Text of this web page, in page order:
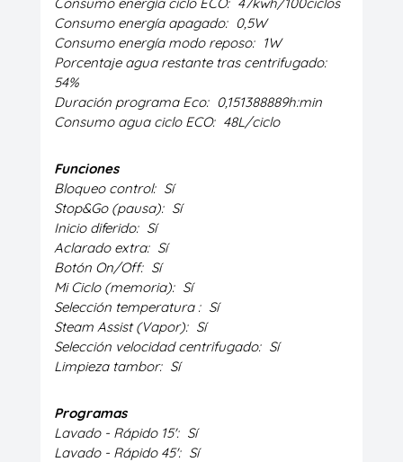
Consumo energía apagado: 0,5W
Consumo energía modo reposo: 1W
Porcentaje agua restante tras centrifugado:
54%
Duración programa Eco: 0,151388889h:min
Consumo agua ciclo ECO: 48L/ciclo
Funciones
Bloqueo control: Sí
Stop&Go (pausa): Sí
Inicio diferido: Sí
Aclarado extra: Sí
Botón On/Off: Sí
Mi Ciclo (memoria): Sí
Selección temperatura : Sí
Steam Assist (Vapor): Sí
Selección velocidad centrifugado: Sí
Limpieza tambor: Sí
Programas
Lavado - Rápido 15': Sí
Lavado - Rápido 45': Sí